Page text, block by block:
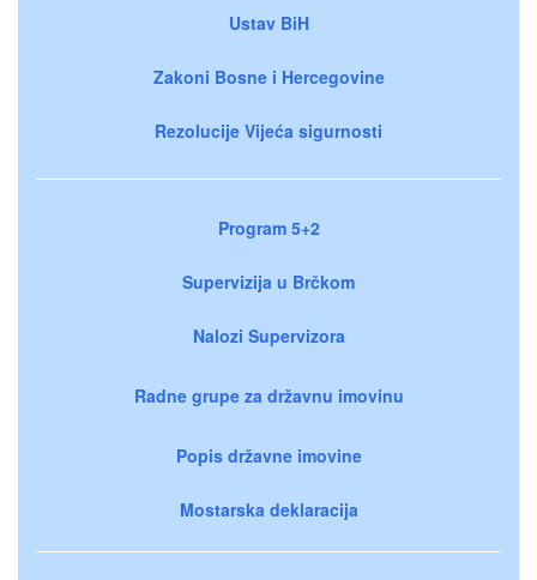
Ustav BiH
Zakoni Bosne i Hercegovine
Rezolucije Vijeća sigurnosti
Program 5+2
Supervizija u Brčkom
Nalozi Supervizora
Radne grupe za državnu imovinu
Popis državne imovine
Mostarska deklaracija